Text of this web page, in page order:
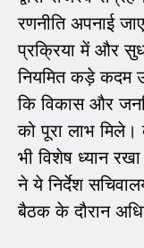
रणनीति अपनाई
प्रक्रिया में और
नियमित कड़े कदम
कि विकास और
को पूरा लाभ मिले।
भी विशेष ध्यान
ने ये निर्देश
बैठक के दौरान